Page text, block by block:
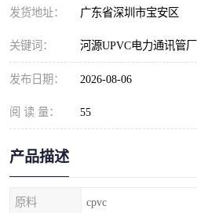
发货地址： 广东省深圳市宝安区
关键词： 河源UPVC电力通讯管厂
发布日期： 2026-08-06
阅 读 量： 55
产品描述
原料 cpvc